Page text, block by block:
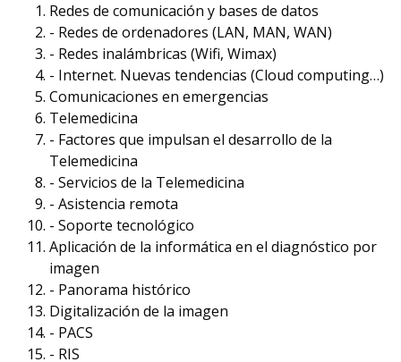
Redes de comunicación y bases de datos
- Redes de ordenadores (LAN, MAN, WAN)
- Redes inalámbricas (Wifi, Wimax)
- Internet. Nuevas tendencias (Cloud computing…)
Comunicaciones en emergencias
Telemedicina
- Factores que impulsan el desarrollo de la
Telemedicina
- Servicios de la Telemedicina
- Asistencia remota
- Soporte tecnológico
Aplicación de la informática en el diagnóstico por
imagen
- Panorama histórico
Digitalización de la imagen
- PACS
- RIS